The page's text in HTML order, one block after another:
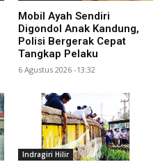
Mobil Ayah Sendiri
Digondol Anak Kandung,
Polisi Bergerak Cepat
Tangkap Pelaku
6 Agustus 2026 -13:32
Indragiri Hilir